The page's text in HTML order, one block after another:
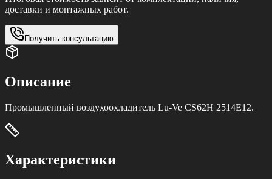
доставки и монтажных работ.
Получить консультацию
Описание
Промышленный воздухоохладитель Lu-Ve CS62H 2514E12.
Характеристики